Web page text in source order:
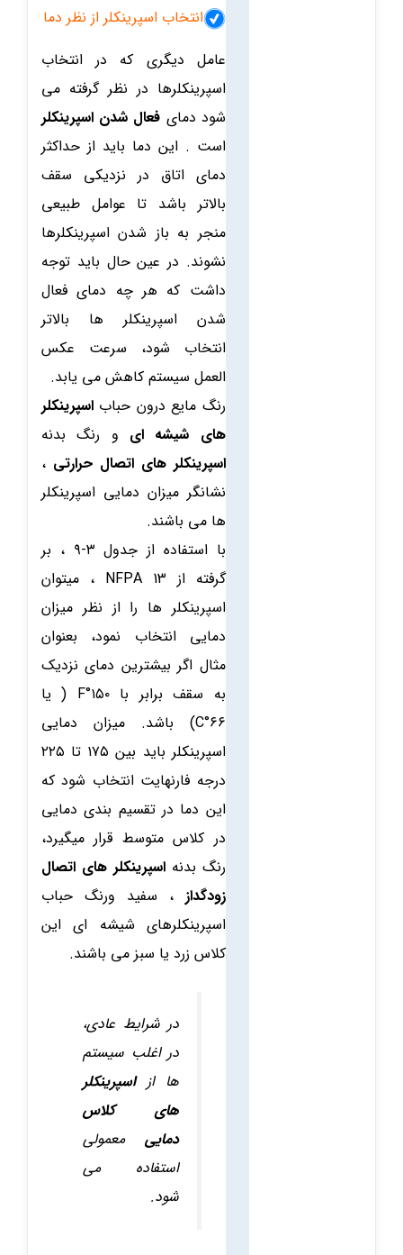
انتخاب اسپرینکلر از نظر دما
عامل دیگری که در انتخاب
اسپرینکلرها در نظر گرفته می
شود دمای فعال شدن اسپرینکلر
است . این دما باید از حداکثر
دمای اتاق در نزدیکی سقف
بالاتر باشد تا عوامل طبیعی
منجر به باز شدن اسپرینکلرها
نشوند. در عین حال باید توجه
داشت که هر چه دمای فعال
شدن اسپرینکلر ها بالاتر
انتخاب شود، سرعت عکس
العمل سیستم کاهش می یابد.
رنگ مایع درون حباب اسپرینکلر
های شیشه ای و رنگ بدنه
اسپرینکلر های اتصال حرارتی ،
نشانگر میزان دمایی اسپرینکلر
ها می باشند.
با استفاده از جدول ۳-۹ ، بر
گرفته از 13 NFPA ، میتوان
اسپرینکلر ها را از نظر میزان
دمایی انتخاب نمود، بعنوان
مثال اگر بیشترین دمای نزدیک
به سقف برابر با ۱۵۰°F ( یا
۶۶°C) باشد. میزان دمایی
اسپرینکلر باید بین ۱۷۵ تا ۲۲۵
درجه فارنهایت انتخاب شود که
این دما در تقسیم بندی دمایی
در کلاس متوسط قرار میگیرد،
رنگ بدنهاسپرینکلر های اتصال
زودگداز ، سفید ورنگ حباب
اسپرینکلرهای شیشه ای این
کلاس زرد یا سبز می باشند.
در شرایط عادی،
در اغلب سیستم
ها ازاسپرینکلر
های کلاس
دماییمعمولی
استفاده می
شود.